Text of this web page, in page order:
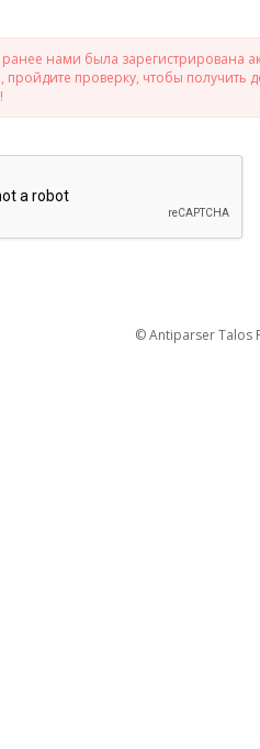
нами была зарегистрирована
пройдите проверку, чтобы
© Antiparser Talos